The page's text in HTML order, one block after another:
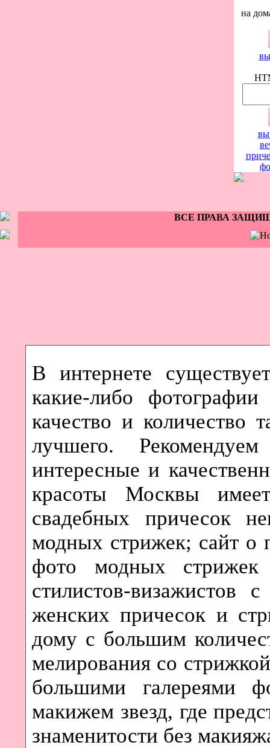
на
ВСЕ ПРАВА
В интернете
какие-либо
качество и количество
лучшего.
интересные и
красоты Москвы
свадебных причесок
модных стрижек; сайт о
фото модных стрижек
стилистов-
женских причесок и
дому с большим
мелирования со
большими галереями
макижем звезд, где
знаменитости без